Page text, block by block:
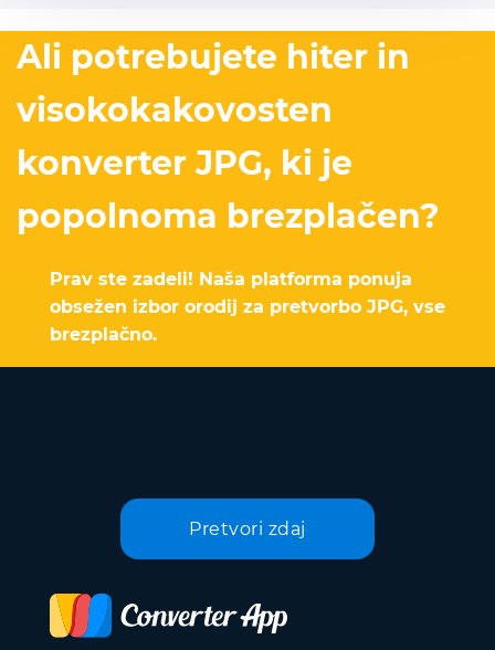
Ali potrebujete hiter in
visokokakovosten
konverter JPG, ki je
popolnoma brezplačen?
Prav ste zadeli! Naša platforma ponuja
obsežen izbor orodij za pretvorbo JPG, vse
brezplačno.
Pretvori zdaj